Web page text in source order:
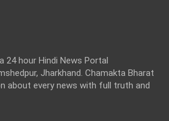
24 hour Hindi News Portal
Jharkhand. Chamakta Bharat
about every news with full truth and